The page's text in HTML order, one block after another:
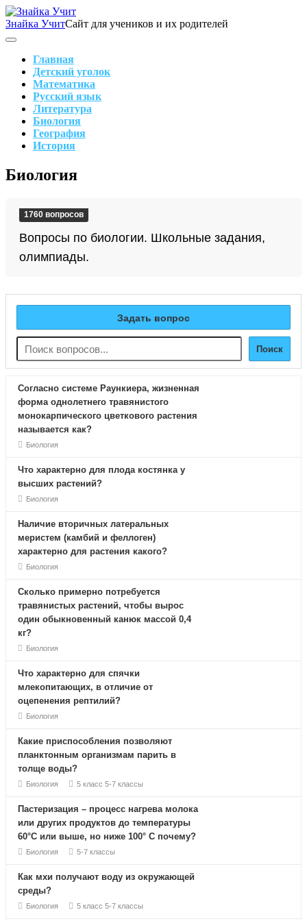
Skip
to
content
Знайка УчитСайт для учеников и их родителей
Search
Main
Navigation
Главная
Детский уголок
Математика
Русский язык
Литература
Биология
География
История
Search
Биология
1760 вопросов
Вопросы по биологии. Школьные задания,
олимпиады.
Задать вопрос
Поиск
Согласно системе Раункиера, жизненная
форма однолетнего травянистого
монокарпического цветкового растения
называется как?
Биология
Что характерно для плода костянка у
высших растений?
Биология
Наличие вторичных латеральных
меристем (камбий и феллоген)
характерно для растения какого?
Биология
Сколько примерно потребуется
травянистых растений, чтобы вырос
один обыкновенный канюк массой 0,4
кг?
Биология
Что характерно для спячки
млекопитающих, в отличие от
оцепенения рептилий?
Биология
Какие приспособления позволяют
планктонным организмам парить в
толще воды?
Биология 5 класс 5-7 классы
Пастеризация – процесс нагрева молока
или других продуктов до температуры
60°С или выше, но ниже 100° С почему?
Биология 5-7 классы
Как мхи получают воду из окружающей
среды?
Биология 5 класс 5-7 классы